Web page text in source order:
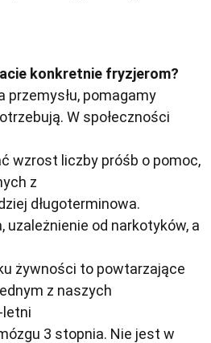
konkretnie fryzjerom?
przemysłu, pomagamy
W społeczności
wzrost liczby próśb o pomoc,
z
długoterminowa.
uzależnienie od narkotyków, a
żywności to powtarzające
z naszych
letni
3 stopnia. Nie jest w